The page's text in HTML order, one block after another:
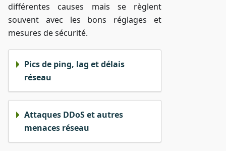
différentes causes mais se règlent
souvent avec les bons réglages et
mesures de sécurité.
Pics de ping, lag et délais
réseau
Attaques DDoS et autres
menaces réseau